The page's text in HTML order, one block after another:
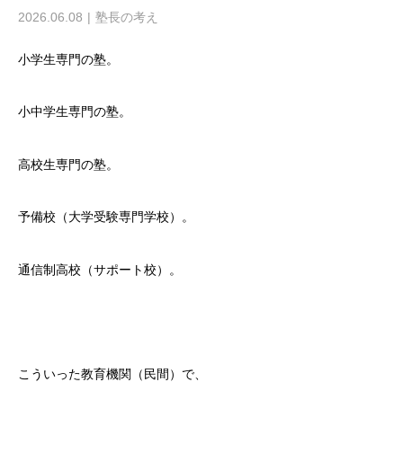
2026.06.08 塾長の考え
小学生専門の塾。
小中学生専門の塾。
高校生専門の塾。
予備校（大学受験専門学校）。
通信制高校（サポート校）。
こういった教育機関（民間）で、